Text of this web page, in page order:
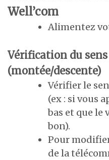
Well’com
Alimentez
Vérification du
(montée/descente)
Vérifier le
(ex : si vous
bas et que le
bon).
Pour
de la